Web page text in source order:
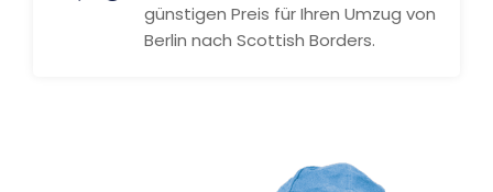
günstigen Preis für Ihren Umzug von
Berlin nach Scottish Borders.